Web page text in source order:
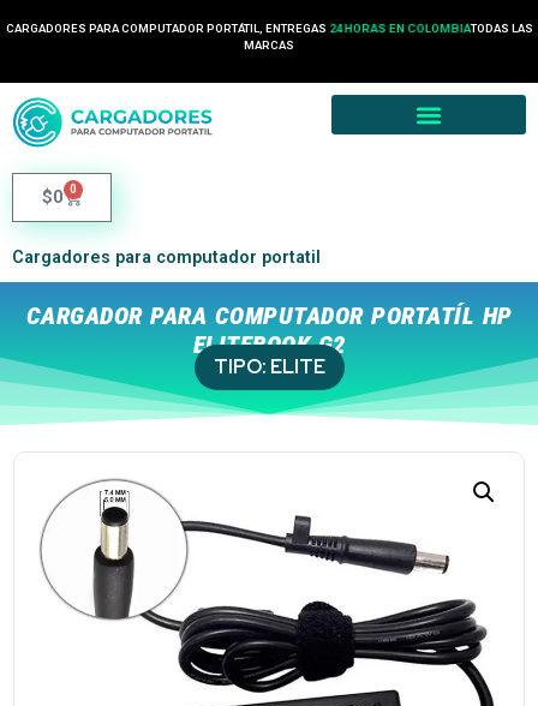
CARGADORES PARA COMPUTADOR PORTÁTIL, ENTREGAS 24 HORAS EN COLOMBIATODAS LAS
MARCAS
$0 0
Cargadores para computador portatil
CARGADOR PARA COMPUTADOR PORTATÍL HP
ELITEBOOK G2
TIPO: ELITE